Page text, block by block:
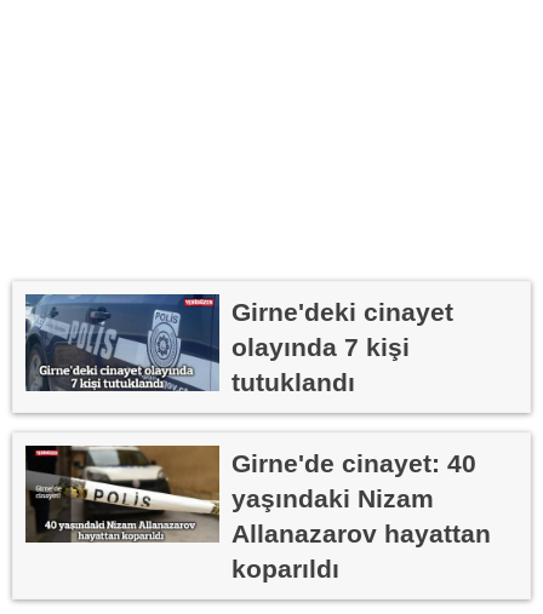
Girne'deki cinayet
olayında 7 kişi
tutuklandı
Girne'de cinayet: 40
yaşındaki Nizam
Allanazarov hayattan
koparıldı